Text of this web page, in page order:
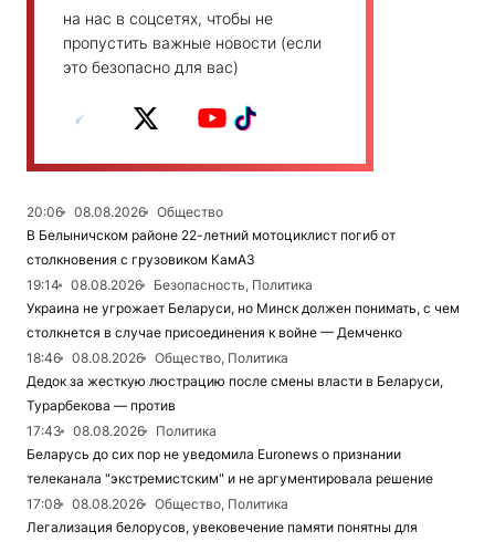
на нас в соцсетях, чтобы не
пропустить важные новости (если
это безопасно для вас)
20:06 08.08.2026
Общество
В Белыничском районе 22-летний мотоциклист погиб от
столкновения с грузовиком КамАЗ
19:14
08.08.2026
Безопасность, Политика
Украина не угрожает Беларуси, но Минск должен понимать, с чем
столкнется в случае присоединения к войне — Демченко
18:46
08.08.2026
Общество, Политика
Дедок за жесткую люстрацию после смены власти в Беларуси,
Турарбекова — против
17:43
08.08.2026
Политика
Беларусь до сих пор не уведомила Euronews о признании
телеканала "экстремистским" и не аргументировала решение
17:08
08.08.2026
Общество, Политика
Легализация белорусов, увековечение памяти понятны для